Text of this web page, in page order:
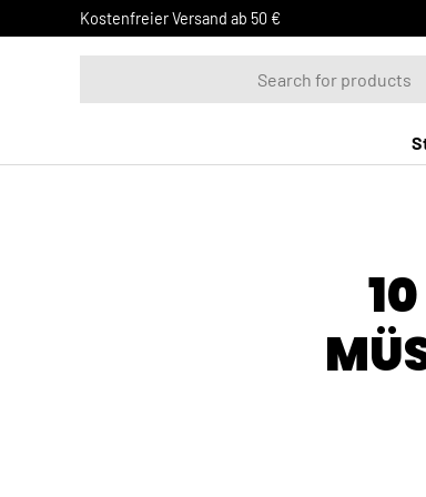
DIREKT ZUM INHALT
Kostenfreier Versand ab 50 €